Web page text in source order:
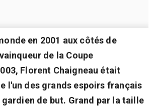
en 2001 aux côtés de
de la Coupe
Florent Chaigneau était
l'un des grands espoirs français
gardien de but. Grand par la taille